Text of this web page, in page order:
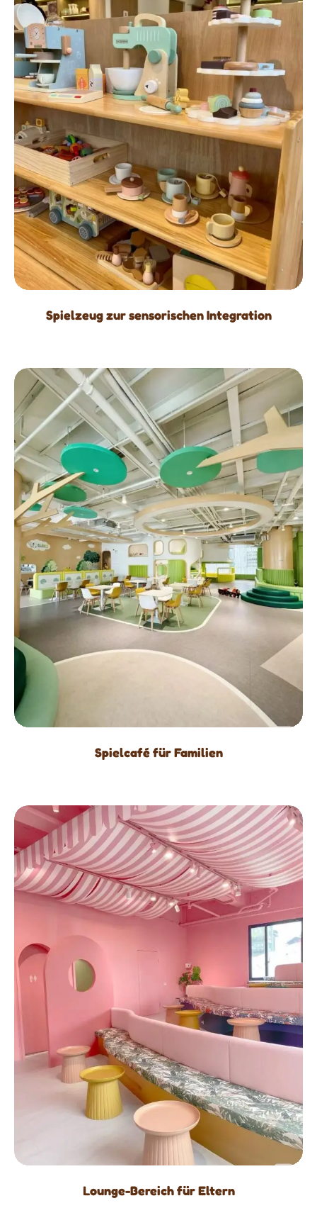
Spielzeug zur sensorischen Integration
Spielcafé für Familien
Lounge-Bereich für Eltern